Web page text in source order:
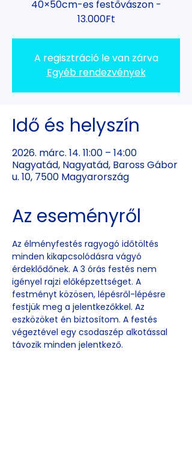
40×50cm-es festővászon -
13.000Ft
A regisztráció le van zárva
Egyéb rendezvények
Idő és helyszín
2026. márc. 14. 11:00 – 14:00
Nagyatád, Nagyatád, Baross Gábor
u. 10, 7500 Magyarország
Az eseményről
Az élményfestés ragyogó időtöltés
minden kikapcsolódásra vágyó
érdeklődőnek. A 3 órás festés nem
igényel rajzi előképzettséget. A
festményt közösen, lépésről-lépésre
festjük meg a jelentkezőkkel. Az
eszközöket én biztosítom. A festés
végeztével egy csodaszép alkotással
távozik minden jelentkező.